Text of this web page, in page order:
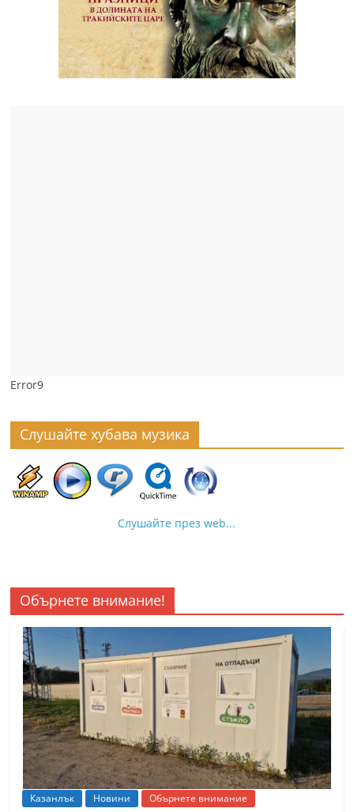
Error9
Слушайте хубава музика
Слушайте през web...
Обърнете внимание!
Казанлък Новини Обърнете внимание